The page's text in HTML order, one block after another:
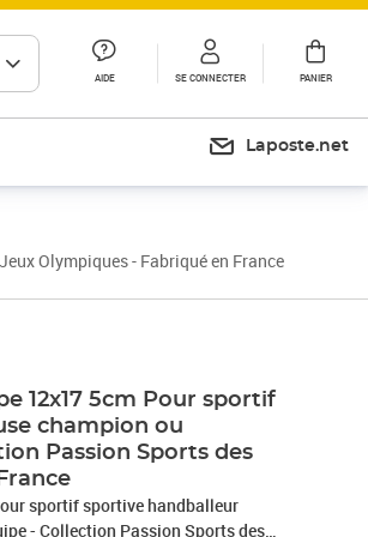
AIDE SE CONNECTER PANIER
Laposte.net
Olympiques - Fabriqué en France
12x17 5cm Pour sportif
champion ou
Passion Sports des
sportif sportive handballeur
- Collection Passion Sports des